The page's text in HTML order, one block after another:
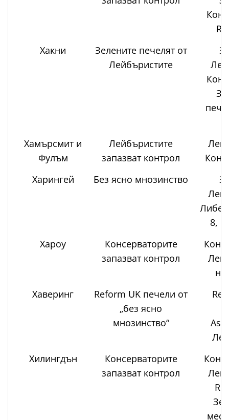
Хакни
Зелените печелят от
Лейбъристите
Хамърсмит и
Фулъм
Лейбъристите
запазват контрол
Харингей
Без ясно мнозинство
8,
Хароу
Консерваторите
запазват контрол
Хаверинг
Reform UK печели от
„без ясно
мнозинство“
Хилингдън
Консерваторите
запазват контрол